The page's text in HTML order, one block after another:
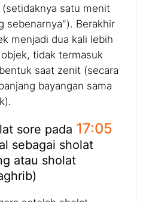
satu menit
sebenarnya"). Berakhir
menjadi dua kali lebih
tidak termasuk
saat zenit (secara
bayangan sama
sore pada 17:05
sebagai sholat
atau sholat